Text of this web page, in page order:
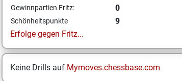
Gewinnpartien Fritz: 0
Schönheitspunkte
9
Erfolge gegen Fritz...
Keine Drills auf Mymoves.chessbase.com